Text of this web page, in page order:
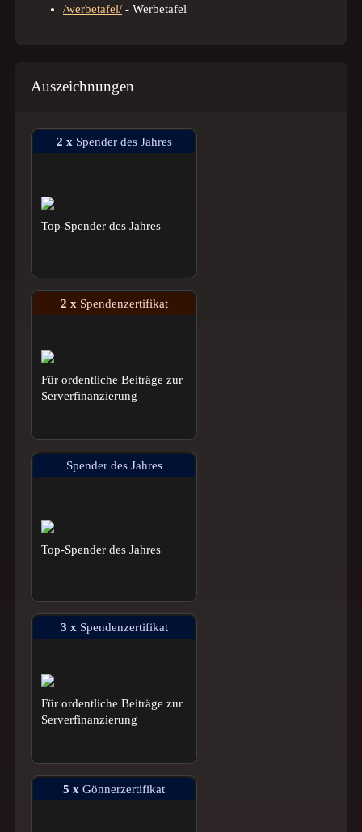
/werbetafel/ - Werbetafel
Auszeichnungen
2 x Spender des Jahres
Top-Spender des Jahres
2 x Spendenzertifikat
Für ordentliche Beiträge zur
Serverfinanzierung
Spender des Jahres
Top-Spender des Jahres
3 x Spendenzertifikat
Für ordentliche Beiträge zur
Serverfinanzierung
5 x Gönnerzertifikat